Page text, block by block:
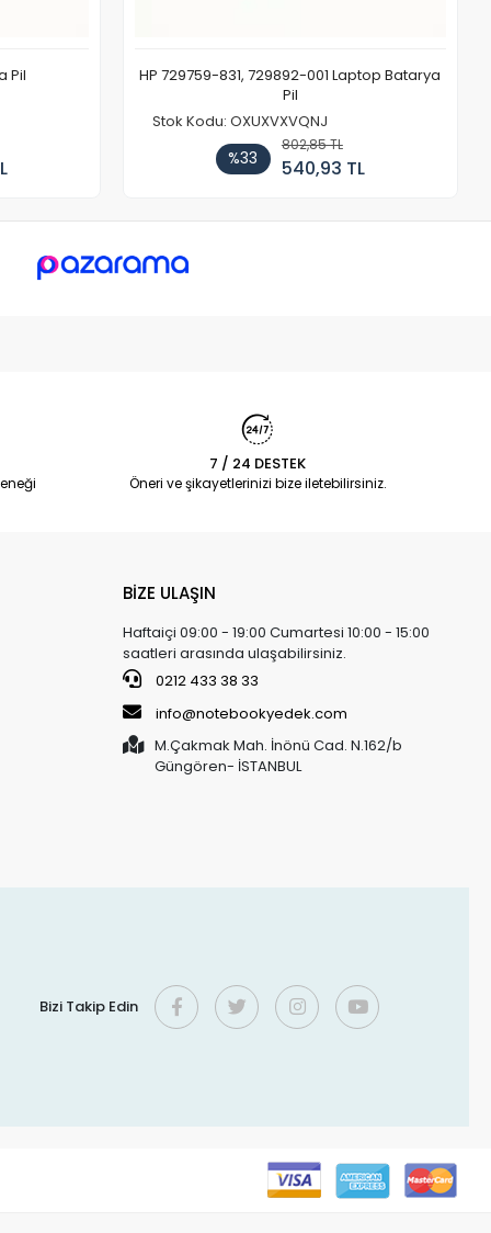
Pil
HP 729759-831, 729892-001 Laptop Batarya
Pil
Stok Kodu: OXUXVXVQNJ
%33
802,85 TL
540,93 TL
7 / 24 DESTEK
Öneri ve şikayetlerinizi bize iletebilirsiniz.
BİZE ULAŞIN
Haftaiçi 09:00 - 19:00 Cumartesi 10:00 - 15:00
saatleri arasında ulaşabilirsiniz.
0212 433 38 33
info@notebookyedek.com
M.Çakmak Mah. İnönü Cad. N.162/b
Güngören- İSTANBUL
Bizi Takip Edin